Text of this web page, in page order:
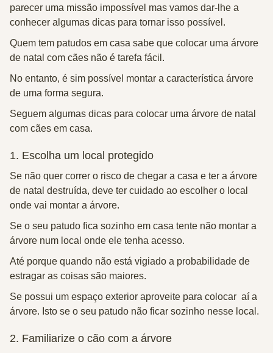
parecer uma missão impossível mas vamos dar-lhe a
conhecer algumas dicas para tornar isso possível.
Quem tem patudos em casa sabe que colocar uma árvore
de natal com cães não é tarefa fácil.
No entanto, é sim possível montar a característica árvore
de uma forma segura.
Seguem algumas dicas para colocar uma árvore de natal
com cães em casa.
1. Escolha um local protegido
Se não quer correr o risco de chegar a casa e ter a árvore
de natal destruída, deve ter cuidado ao escolher o local
onde vai montar a árvore.
Se o seu patudo fica sozinho em casa tente não montar a
árvore num local onde ele tenha acesso.
Até porque quando não está vigiado a probabilidade de
estragar as coisas são maiores.
Se possui um espaço exterior aproveite para colocar aí a
árvore. Isto se o seu patudo não ficar sozinho nesse local.
2. Familiarize o cão com a árvore